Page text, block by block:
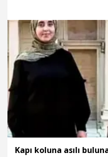
23.03.2026 Gündem